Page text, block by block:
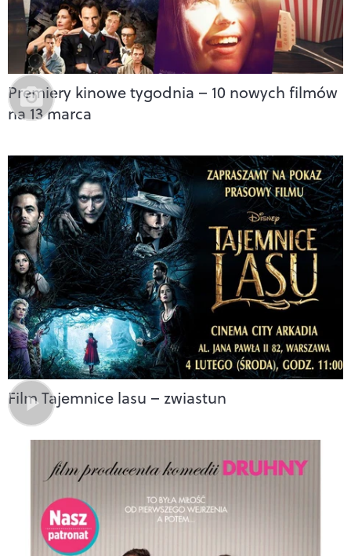
Premiery kinowe tygodnia – 10 nowych filmów
na 13 marca
Film Tajemnice lasu – zwiastun